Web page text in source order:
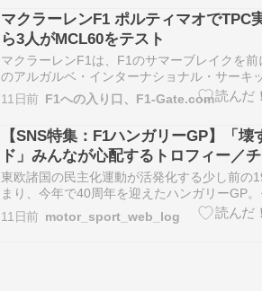
マクラーレンF1 ポルティマオでTPC
ら3人がMCL60をテスト
マクラーレンF1は、F1のサマーブレイクを前
のアルガルベ・インターナショナル・サーキ
ィマオ）で2日間にわたるTPC（Testing of
テストを実施した。 ランド・ノリス、オスカ
リ、リザーブドライバーのレオナルド・…
11日前 F1への入り口、F1-Gate.com
【SNS特集：F1ハンガリーGP】「壊
ド」みんなが心配するトロフィー／
領はF1フォトグラファー
東欧諸国の民主化運動が活発化する少し前の
まり、今年で40周年を迎えたハンガリーGP
タリアGP（1981年から連続）を除けば2番目
途絶えずに毎年F1を開催しているサーキット
11日前 motor_sport_web_log